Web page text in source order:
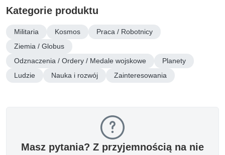
Kategorie produktu
Militaria Kosmos
Praca / Robotnicy
Ziemia / Globus
Odznaczenia / Ordery / Medale wojskowe
Planety
Ludzie
Nauka i rozwój Zainteresowania
Masz pytania? Z przyjemnością na nie